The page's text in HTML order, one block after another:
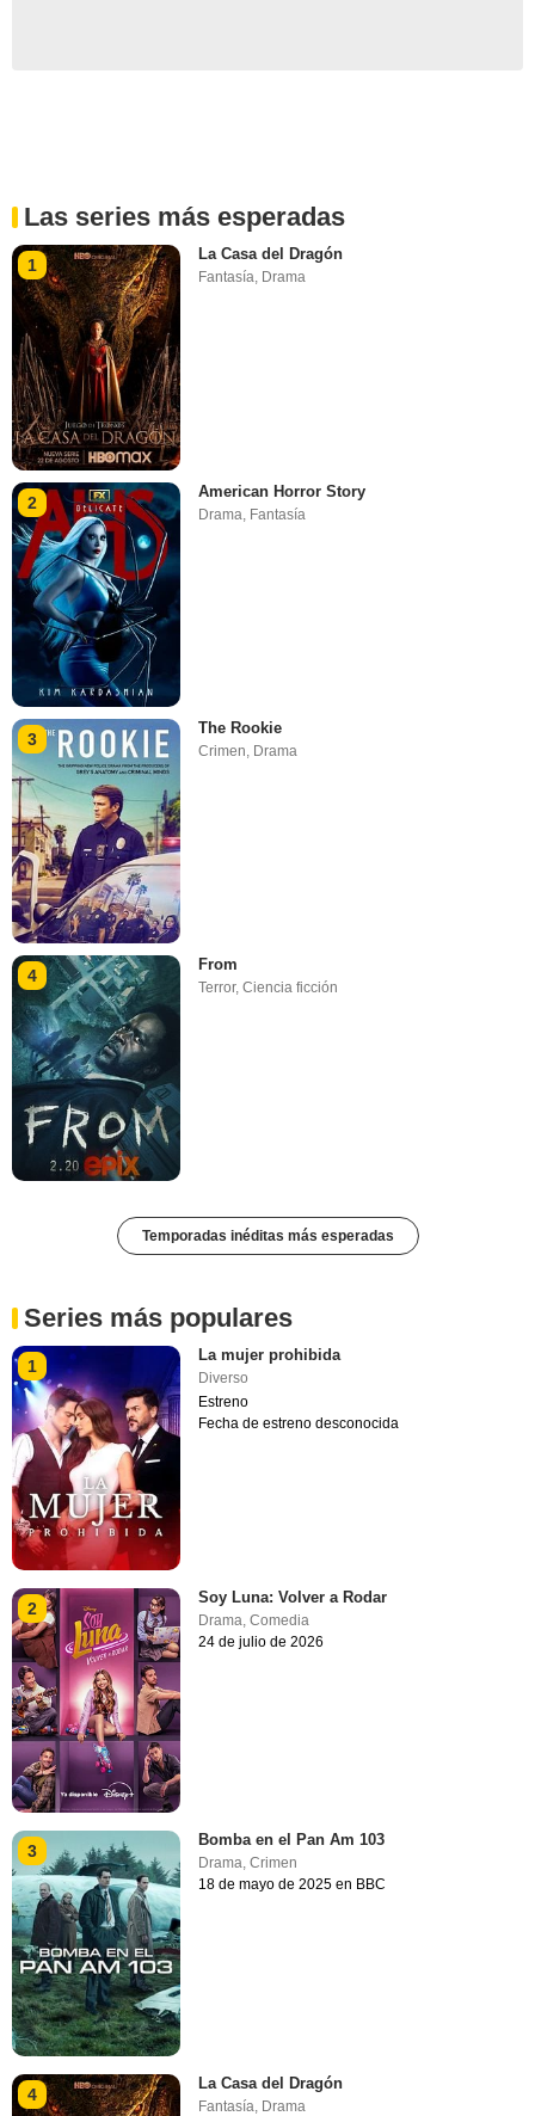
Las series más esperadas
1
La Casa del Dragón
Fantasía, Drama
2
American Horror Story
Drama Fantasía
3
The Rookie
Crimen, Drama
4
From
Terror,Ciencia ficción
Temporadas inéditas más esperadas
Series más populares
1
La mujer prohibida
Diverso
Estreno
Fecha de estreno desconocida
2
Soy Luna: Volver a Rodar
Drama,Comedia
24 de julio de 2026
3
Bomba en el Pan Am 103
Drama,Crimen
18 de mayo de 2025 en BBC
4
La Casa del Dragón
Fantasía Drama